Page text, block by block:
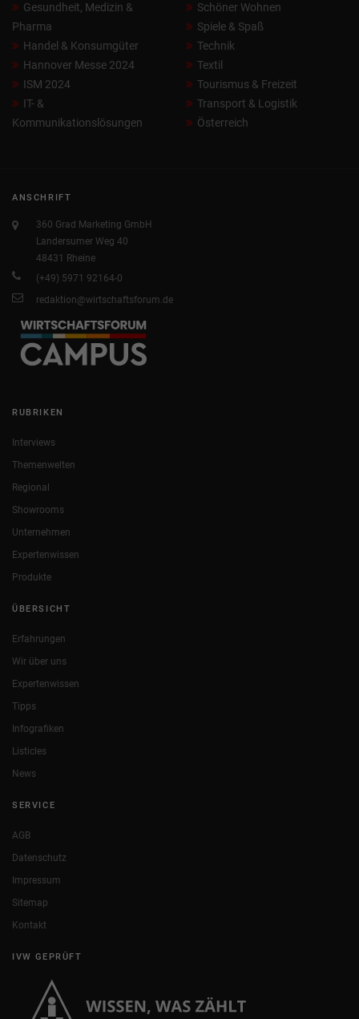
Gesundheit, Medizin &
Pharma
Handel & Konsumgüter
Hannover Messe 2024
ISM 2024
IT- &
Kommunikationslösungen
Schöner Wohnen
Spiele & Spaß
Technik
Textil
Tourismus & Freizeit
Transport & Logistik
Österreich
ANSCHRIFT
360 Grad Marketing GmbH
Landersumer Weg 40
48431 Rheine
(+49) 5971 92164-0
redaktion@wirtschaftsforum.de
RUBRIKEN
Interviews
Themenwelten
Regional
Showrooms
Unternehmen
Expertenwissen
Produkte
ÜBERSICHT
Erfahrungen
Wir über uns
Expertenwissen
Tipps
Infografiken
Listicles
News
SERVICE
AGB
Datenschutz
Impressum
Sitemap
Kontakt
IVW GEPRÜFT